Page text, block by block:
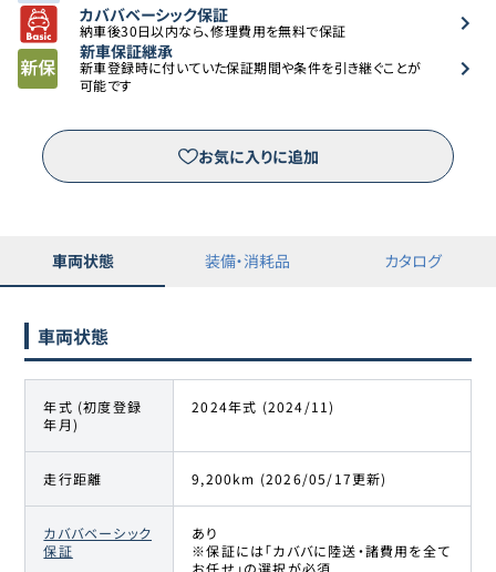
カババベーシック保証
納車後30日以内なら、修理費用を無料で保証
新車保証継承
新車登録時に付いていた保証期間や条件を引き継ぐことが
可能です
お気に入りに追加
車両状態 装備・消耗品 カタログ
車両状態
年式 (初度登録
年月)
2024年式 (2024/11)
走行距離 9,200km (2026/05/17更新)
カババベーシック
保証
あり
※保証には「カババに陸送・諸費用を全て
お任せ」の選択が必須